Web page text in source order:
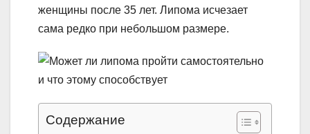
женщины после 35 лет. Липома исчезает
сама редко при небольшом размере.
Содержание